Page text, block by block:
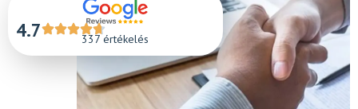
4.7 337 értékelés